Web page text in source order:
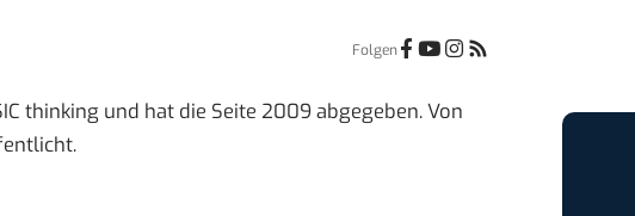
Folgen
thinking und hat die Seite 2009 abgegeben. Von